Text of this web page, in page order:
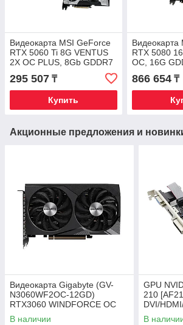
Видеокарта MSI GeForce
RTX 5060 Ti 8G VENTUS
2X OC PLUS, 8Gb GDDR7
128-bit 1xHDMI 3xDP
G506T-8V2CP
295 507 ₸
Купить
Видеокарта
RTX 5080
OC, 16G
1xHDMI
16V3C)
866 654₸
Акционные предложения и
Видеокарта Gigabyte (GV-
N3060WF2OC-12GD)
RTX3060 WINDFORCE OC
12G
В наличии
GPU
210
DVI/
+LP
В